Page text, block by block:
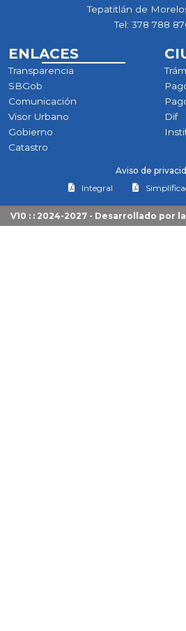
Tepatitlán de
Tel: 378 788
ENLACES
Transparencia
SBGob
Comunicación
Visor Urbano
Gobierno
Catastro
Dif
Aviso de
Integral
V10 : : 2024-2027 - Desarrollado por la